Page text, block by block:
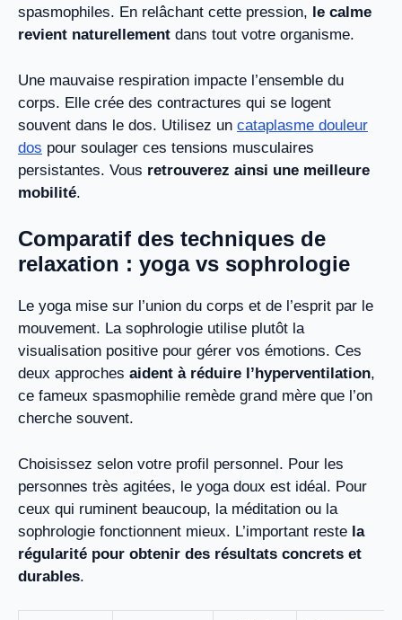
spasmophiles. En relâchant cette pression, le calme
revient naturellement dans tout votre organisme.
Une mauvaise respiration impacte l’ensemble du
corps. Elle crée des contractures qui se logent
souvent dans le dos. Utilisez un cataplasme douleur
dos pour soulager ces tensions musculaires
persistantes. Vous retrouverez ainsi une meilleure
mobilité.
Comparatif des techniques de
relaxation : yoga vs sophrologie
Le yoga mise sur l’union du corps et de l’esprit par le
mouvement. La sophrologie utilise plutôt la
visualisation positive pour gérer vos émotions. Ces
deux approches aident à réduire l’hyperventilation,
ce fameux spasmophilie remède grand mère que l’on
cherche souvent.
Choisissez selon votre profil personnel. Pour les
personnes très agitées, le yoga doux est idéal. Pour
ceux qui ruminent beaucoup, la méditation ou la
sophrologie fonctionnent mieux. L’important reste la
régularité pour obtenir des résultats concrets et
durables.